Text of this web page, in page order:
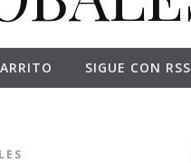
SIGUE CON RSS